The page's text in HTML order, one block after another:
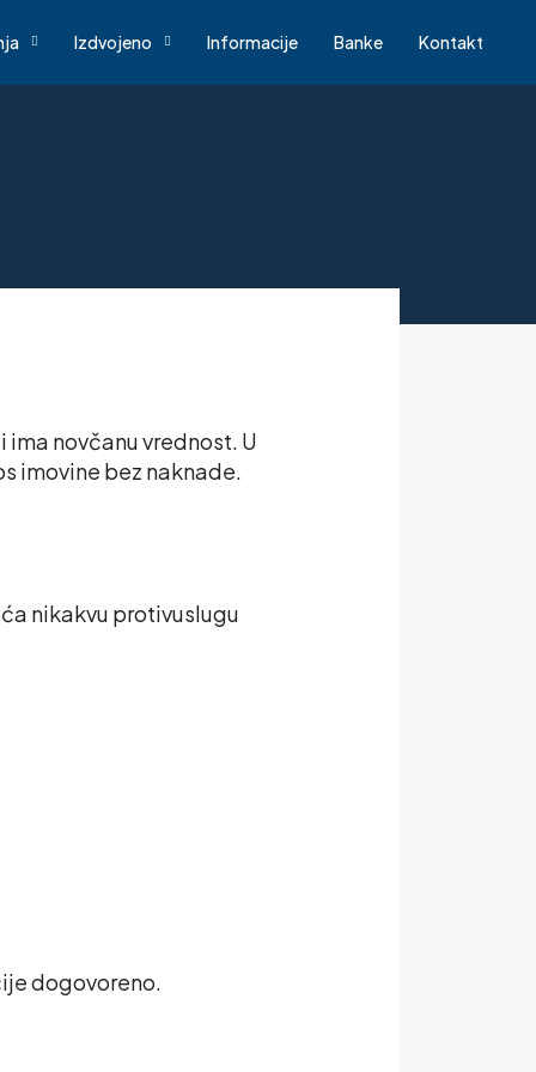
Izdvojeno Informacije Banke Kontakt
novčanu vrednost. U
imovine bez naknade.
nikakvu protivuslugu
dogovoreno.